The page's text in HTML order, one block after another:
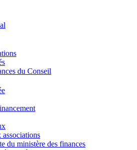
du Conseil
associations
du ministère des finances